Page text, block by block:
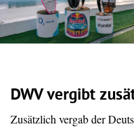
DWV vergibt
Zusätzlich vergab der